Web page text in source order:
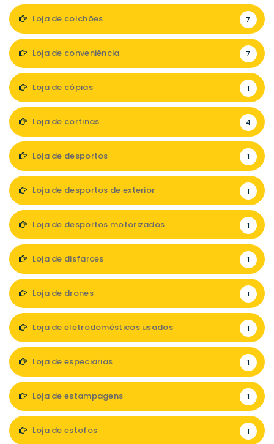
Loja de colchões 7
Loja de conveniência 7
Loja de cópias 1
Loja de cortinas 4
Loja de desportos 1
Loja de desportos de exterior 1
Loja de desportos motorizados 1
Loja de disfarces 1
Loja de drones 1
Loja de eletrodomésticos usados 1
Loja de especiarias 1
Loja de estampagens 1
Loja de estofos 1